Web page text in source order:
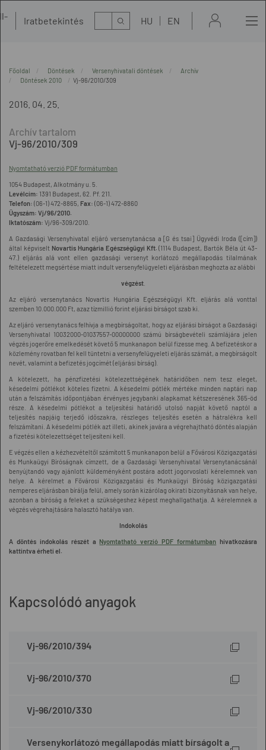
Iratbetekintés Kereső HU EN
Főoldal Döntések Versenyhivatali döntések
Archív
Döntések 2010
Vj-96/2010/309
2016. 04. 25.
Vj-96/2010/309
Nyomtatható verzió PDF formátumban
1054 Budapest, Alkotmány u. 5.
Levélcím: 1391 Budapest, 62. Pf. 211.
Telefon: (06-1) 472-8865, Fax: (06-1) 472-8860
Ügyszám: Vj/96/2010.
Iktatószám: Vj/96-309/2010.
A Gazdasági Versenyhivatal eljáró versenytanácsa a [G és tsai] Ügyvédi Iroda ([cím])
által képviselt Novartis Hungária Egészségügyi Kft. (1114 Budapest, Bartók Béla út 43-
47.) eljárás alá vont ellen gazdasági versenyt korlátozó megállapodás tilalmának
feltételezett megsértése miatt indult versenyfelügyeleti eljárásban meghozta az alábbi
végzést.
Az eljáró versenytanács Novartis Hungária Egészségügyi Kft.
eljárás alá vonttal
szemben 10.000.000 Ft, azaz tízmillió forint eljárási bírságot szab ki.
Az eljáró versenytanács felhívja a megbírságoltat, hogy az eljárási bírságot a Gazdasági
Versenyhivatal 10032000-01037557-00000000 számú bírságbevételi számlájára jelen
végzés jogerőre emelkedését követő 5 munkanapon belül fizesse meg. A befizetéskor a
közlemény rovatban fel kell tüntetni a versenyfelügyeleti eljárás számát, a megbírságolt
nevét, valamint a befizetés jogcímét (eljárási bírság).
A kötelezett, ha pénzfizetési kötelezettségének határidőben nem tesz eleget,
késedelmi pótlékot köteles fizetni. A késedelmi pótlék mértéke minden naptári nap
után a felszámítás időpontjában érvényes jegybanki alapkamat kétszeresének 365-öd
része. A késedelmi pótlékot a teljesítési határidő utolsó napját követő naptól a
teljesítés napjáig terjedő időszakra, részleges teljesítés esetén a hátralékra kell
felszámítani. A késedelmi pótlék azt illeti, akinek javára a végrehajtható döntés alapján
a fizetési kötelezettséget teljesíteni kell.
E végzés ellen a kézhezvételtől számított 5 munkanapon belül a Fővárosi Közigazgatási
és Munkaügyi Bíróságnak címzett, de a Gazdasági Versenyhivatal Versenytanácsánál
benyújtandó vagy ajánlott küldeményként postára adott jogorvoslati kérelemnek van
helye. A kérelmet a Fővárosi Közigazgatási és Munkaügyi Bíróság közigazgatási
nemperes eljárásban bírálja felül, amely során kizárólag okirati bizonyításnak van helye,
azonban a bíróság a feleket a szükségeshez képest meghallgathatja. A kérelemnek a
végzés végrehajtására halasztó hatálya van.
Indokolás
A döntés indokolás részét a Nyomtatható verzió PDF formátumban hivatkozásra
kattintva érheti el.
Kapcsolódó anyagok
Vj-96/2010/394
Vj-96/2010/370
Vj-96/2010/330
Versenykorlátozó megállapodás miatt bírságolt a